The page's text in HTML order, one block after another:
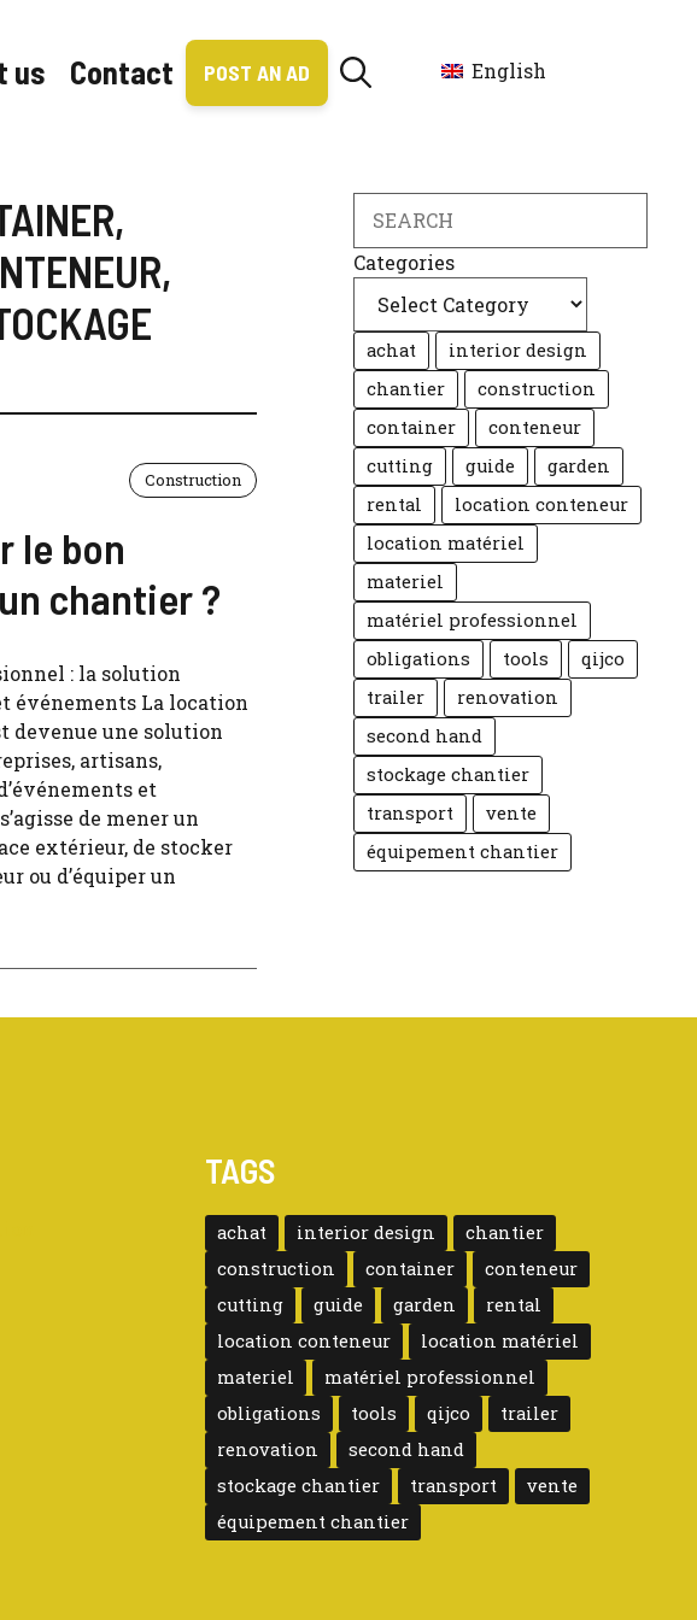
us Contact POST AN AD English
,
,
Construction
le bon
chantier ?
: la solution
événements La location
devenue une solution
artisans,
et
de mener un
extérieur, de stocker
ou d’équiper un
Categories
achat
interior design
chantier
construction
container
conteneur
cutting
guide
garden
rental
location conteneur
location matériel
materiel
matériel professionnel
obligations
tools
qijco
trailer
renovation
second hand
stockage chantier
transport
vente
équipement chantier
TAGS
achat interior design
chantier
construction
container
conteneur
cutting
guide garden
rental
location conteneur
location matériel
materiel
matériel professionnel
obligations
tools qijco
trailer
renovation
second hand
stockage chantier
transport
vente
équipement chantier